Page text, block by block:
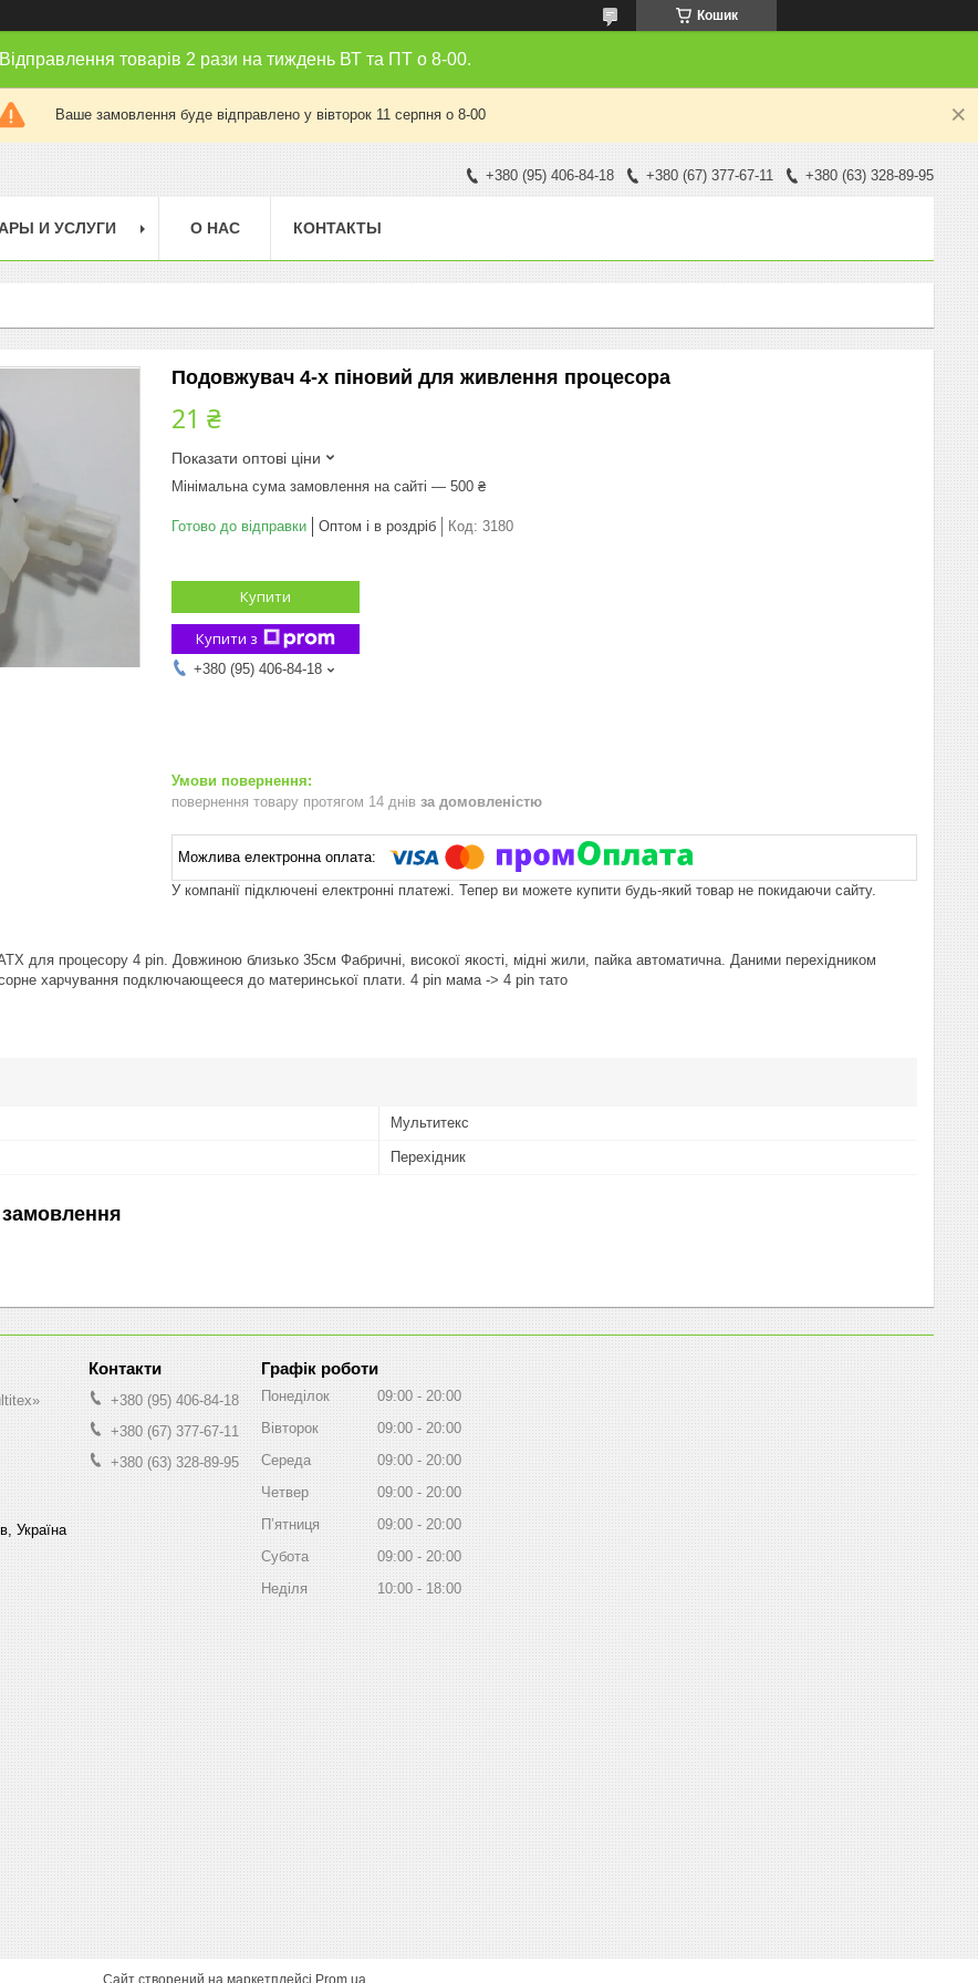
Кошик
Відправлення товарів 2 рази на тиждень ВТ та ПТ о 8-00.
Ваше замовлення буде відправлено у вівторок 11 серпня о 8-00
+380 (95) 406-84-18 +380 (67) 377-67-11 +380 (63) 328-89-95
И УСЛУГИ О НАС КОНТАКТЫ
Подовжувач 4-х піновий для живлення процесора
21 ₴
Показати оптові ціни
Мінімальна сума замовлення на сайті — 500 ₴
Готово до відправки Оптом і в роздріб Код: 3180
Купити
Купити з
+380 (95) 406-84-18
повернення товару протягом 14 днів за домовленістю
У компанії підключені електронні платежі. Тепер ви можете купити будь-який товар не покидаючи сайту.
для процесору 4 pin. Довжиною близько 35см Фабричні, високої якості, мідні жили, пайка автоматична. Даними перехідником
харчування подключающееся до материнської плати. 4 pin мама -> 4 pin тато
Мультитекс
Перехідник
Україна
+380 (95) 406-84-18
+380 (67) 377-67-11
+380 (63) 328-89-95
Графік роботи
Понеділок 09:00
20:00
Вівторок
09:00
20:00
Середа
09:00
20:00
Четвер
09:00
20:00
Пʼятниця
09:00
20:00
Субота
09:00
20:00
Неділя
10:00 18:00
Сайт створений на маркетплейсі Prom.ua